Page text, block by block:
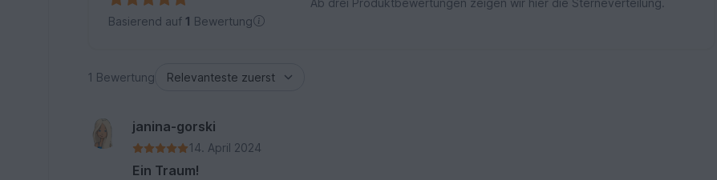
Basierend auf 1 Bewertung
1 Bewertung
janina-gorski
14. April 2024
Ein Traum!